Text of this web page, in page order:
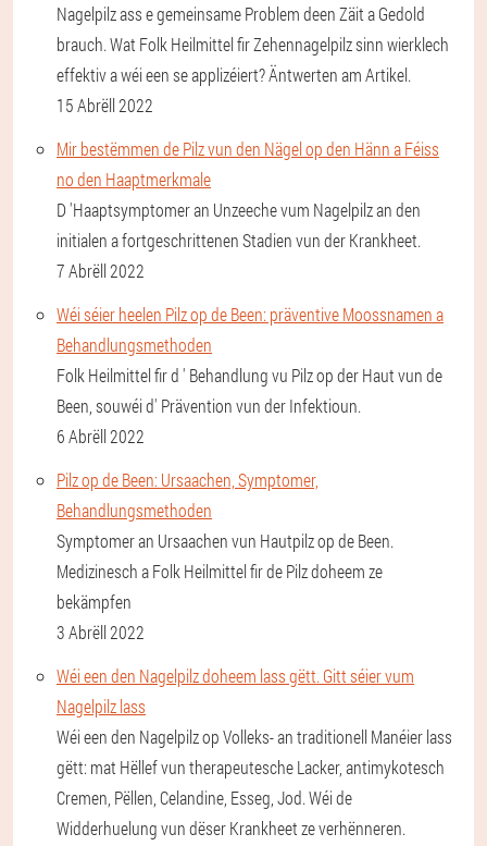
Nagelpilz ass e gemeinsame Problem deen Zäit a Gedold
brauch. Wat Folk Heilmittel fir Zehennagelpilz sinn wierklech
effektiv a wéi een se applizéiert? Äntwerten am Artikel.
15 Abrëll 2022
Mir bestëmmen de Pilz vun den Nägel op den Hänn a Féiss
no den Haaptmerkmale
D 'Haaptsymptomer an Unzeeche vum Nagelpilz an den
initialen a fortgeschrittenen Stadien vun der Krankheet.
7 Abrëll 2022
Wéi séier heelen Pilz op de Been: präventive Moossnamen a
Behandlungsmethoden
Folk Heilmittel fir d ' Behandlung vu Pilz op der Haut vun de
Been, souwéi d' Prävention vun der Infektioun.
6 Abrëll 2022
Pilz op de Been: Ursaachen, Symptomer,
Behandlungsmethoden
Symptomer an Ursaachen vun Hautpilz op de Been.
Medizinesch a Folk Heilmittel fir de Pilz doheem ze
bekämpfen
3 Abrëll 2022
Wéi een den Nagelpilz doheem lass gëtt. Gitt séier vum
Nagelpilz lass
Wéi een den Nagelpilz op Volleks- an traditionell Manéier lass
gëtt: mat Hëllef vun therapeutesche Lacker, antimykotesch
Cremen, Pëllen, Celandine, Esseg, Jod. Wéi de
Widderhuelung vun dëser Krankheet ze verhënneren.